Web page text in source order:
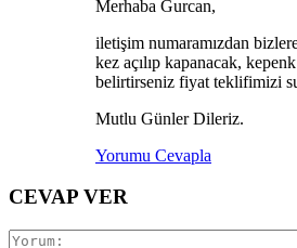
Merhaba Gurcan,
iletişim numaramızdan
kez açılıp kapanacak,
belirtirseniz fiyat teklifimizi
Mutlu Günler Dileriz.
Yorumu Cevapla
CEVAP VER